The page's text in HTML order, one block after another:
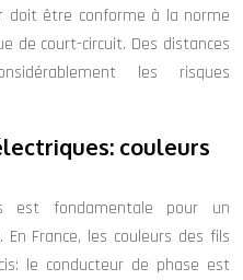
doit être conforme à la norme
de court-circuit. Des distances
les risques
couleurs
est fondamentale pour un
France, les couleurs des fils
le conducteur de phase est